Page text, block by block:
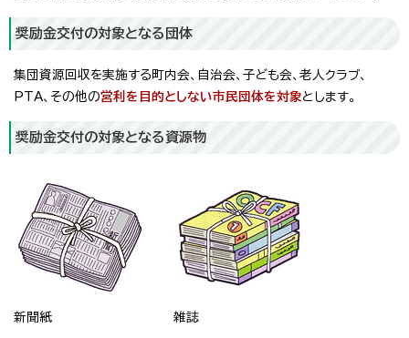
奨励金交付の対象となる団体
集団資源回収を実施する町内会、自治会、子ども会、老人クラブ、
PTA、その他の営利を目的としない市民団体を対象とします。
奨励金交付の対象となる資源物
新聞紙 雑誌